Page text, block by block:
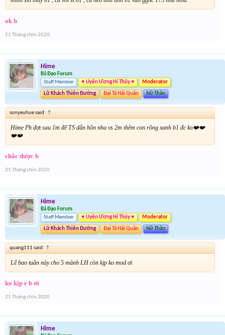
ok b
21 Tháng chín 2020
Hime
Bá Đạo Forum
Staff Member
♥ Uyên Ương Hí Thủy ♥ Moderator
Lữ Khách Thiên Đường Đại Tá Hải Quân Nữ Thần
sonyeuhue said: ↑
Hime Ph đợt sau 1m để TS dẫn hồn nha vs 2m thêm con rồng xanh b1 đc ko❤️❤️
❤️❤️
chắc được b
21 Tháng chín 2020
Hime
Bá Đạo Forum
Staff Member
♥ Uyên Ương Hí Thủy ♥ Moderator
Lữ Khách Thiên Đường Đại Tá Hải Quân Nữ Thần
quang111 said: ↑
Lễ bao tuần này cho 5 mảnh LH còn kịp ko mod ơi
ko kịp r b ơi
21 Tháng chín 2020
Hime